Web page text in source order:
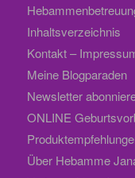
Inhaltsverzeichnis
Kontakt –
Meine Blogparaden
Newsletter
ONLINE
Über Hebamme